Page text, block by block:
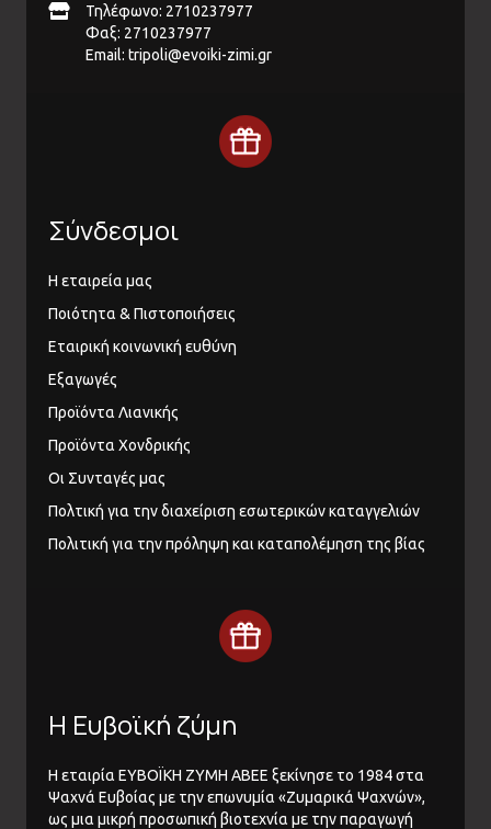
Τηλέφωνο: 2710237977
Φαξ: 2710237977
Email: tripoli@evoiki-zimi.gr
Σύνδεσμοι
Η εταιρεία μας
Ποιότητα & Πιστοποιήσεις
Εταιρική κοινωνική ευθύνη
Εξαγωγές
Προϊόντα Λιανικής
Προϊόντα Χονδρικής
Οι Συνταγές μας
Πολτική για την διαχείριση εσωτερικών καταγγελιών
Πολιτική για την πρόληψη και καταπολέμηση της βίας
Η Ευβοϊκή ζύμη
Η εταιρία ΕΥΒΟΪΚΗ ΖΥΜΗ ΑΒΕΕ ξεκίνησε το 1984 στα
Ψαχνά Ευβοίας με την επωνυμία «Ζυμαρικά Ψαχνών»,
ως μια μικρή προσωπική βιοτεχνία με την παραγωγή